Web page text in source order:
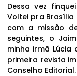
Dessa vez
Voltei pra
com a missão
seguintes, o
minha irmã Lúcia
primeira revista
Conselho Editorial.